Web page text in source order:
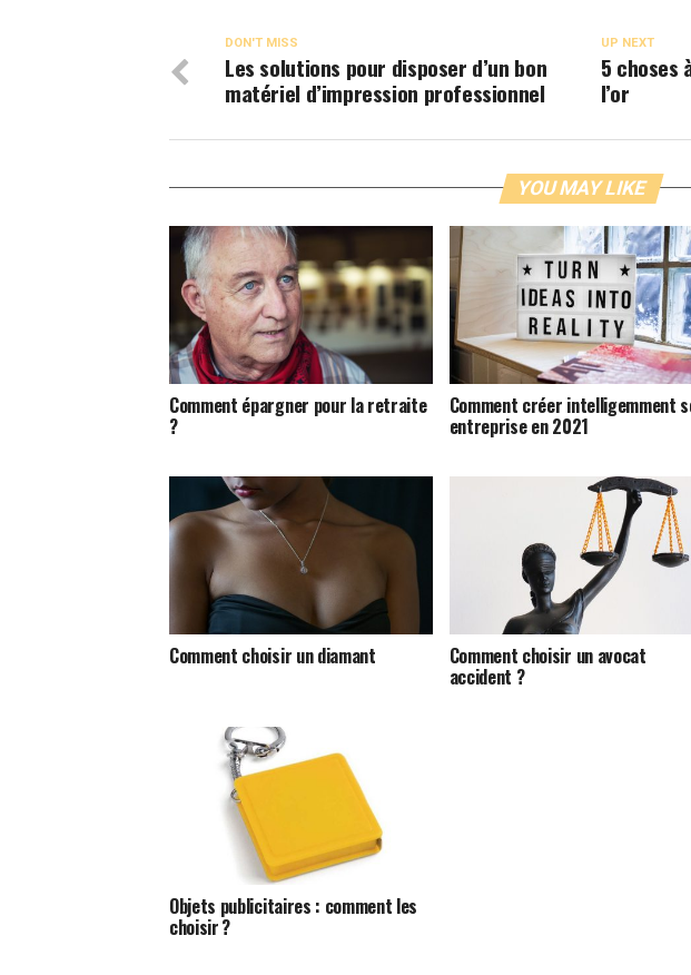
UP NEXT
5 choses
l’or
DON'T MISS
Les solutions pour disposer d’un bon
matériel d’impression professionnel
YOU MAY LIKE
Comment épargner pour la retraite
?
Comment créer intelligemment
entreprise en 2021
Comment choisir un diamant Comment choisir un avocat
accident ?
Objets publicitaires : comment les
choisir ?